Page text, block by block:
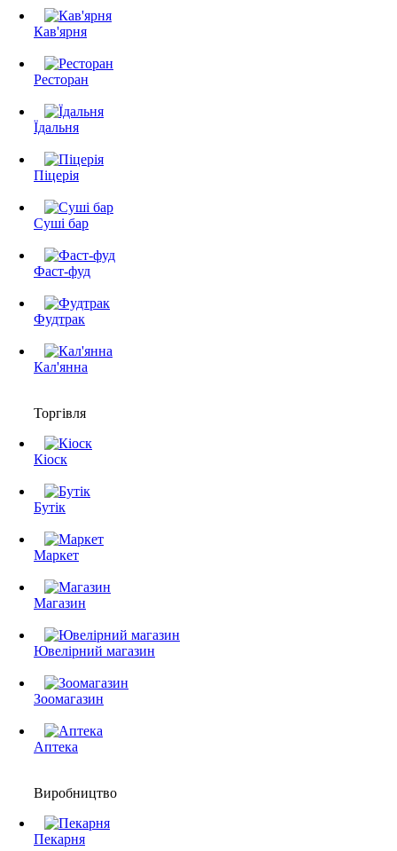
Кав'ярня
Ресторан
Їдальня
Піцерія
Суші бар
Фаст-фуд
Фудтрак
Кал'янна
Торгівля
Кіоск
Бутік
Маркет
Магазин
Ювелірний магазин
Зоомагазин
Аптека
Виробництво
Пекарня